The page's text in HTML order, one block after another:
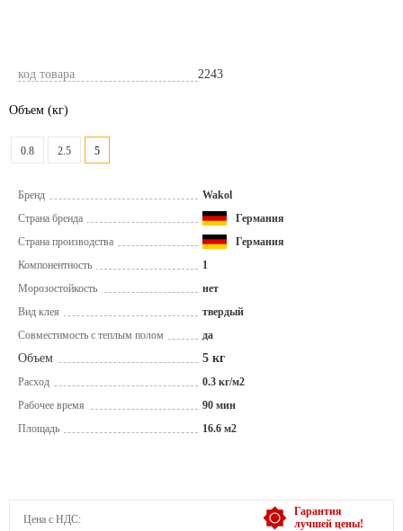
код товара 2243
Объем (кг)
0.8 2.5 5
Бренд
Wakol
Страна бренда
Германия
Страна производства
Германия
Компонентность
1
Морозостойкость
нет
Вид клея
твердый
Совместимость с теплым полом
да
Объем 5 кг
Расход
0.3 кг/м2
Рабочее время
90 мин
Площадь
16.6 м2
Гарантия
лучшей цены!
Цена с НДС: